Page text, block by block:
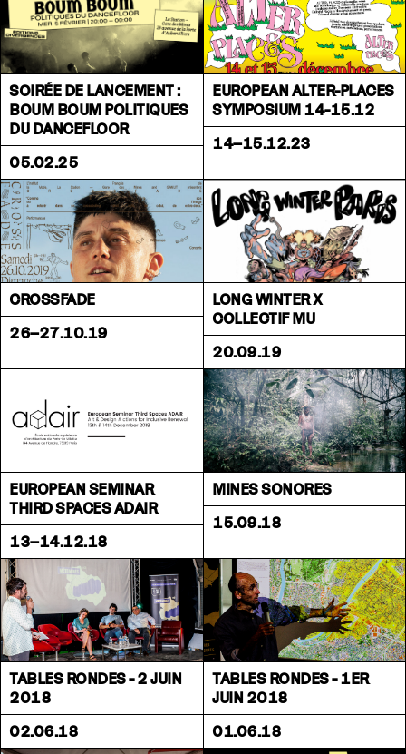
SOIRÉE DE LANCEMENT :
BOUM BOUM POLITIQUES
DU DANCEFLOOR
05.02.25
EUROPEAN ALTER-PLACES
SYMPOSIUM 14-15.12
14–15.12.23
CROSSFADE
26–27.10.19
LONG WINTER X
COLLECTIF MU
20.09.19
EUROPEAN SEMINAR
THIRD SPACES ADAIR
13–14.12.18
MINES SONORES
15.09.18
TABLES RONDES - 2 JUIN
2018
02.06.18
TABLES RONDES - 1ER
JUIN 2018
01.06.18